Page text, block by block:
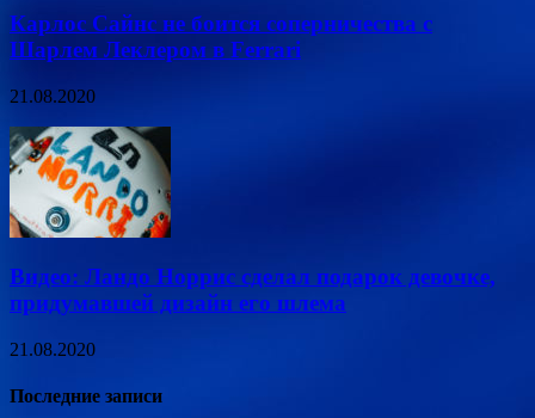
Карлос Сайнс не боится соперничества с
Шарлем Леклером в Ferrari
21.08.2020
Видео: Ландо Норрис сделал подарок девочке,
придумавшей дизайн его шлема
21.08.2020
Последние записи